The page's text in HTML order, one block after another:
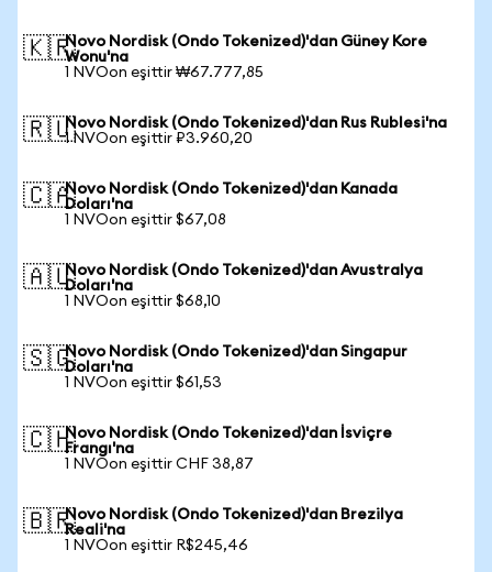
🇰🇷Novo Nordisk (Ondo Tokenized)'dan Güney Kore
Wonu'na
1 NVOon eşittir ₩67.777,85
🇷🇺Novo Nordisk (Ondo Tokenized)'dan Rus Rublesi'na
1 NVOon eşittir ₽3.960,20
🇨🇦Novo Nordisk (Ondo Tokenized)'dan Kanada
Doları'na
1 NVOon eşittir $67,08
🇦🇺Novo Nordisk (Ondo Tokenized)'dan Avustralya
Doları'na
1 NVOon eşittir $68,10
🇸🇬Novo Nordisk (Ondo Tokenized)'dan Singapur
Doları'na
1 NVOon eşittir $61,53
🇨🇭Novo Nordisk (Ondo Tokenized)'dan İsviçre
Frangı'na
1 NVOon eşittir CHF 38,87
🇧🇷Novo Nordisk (Ondo Tokenized)'dan Brezilya
Reali'na
1 NVOon eşittir R$245,46